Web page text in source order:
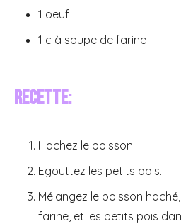
1 oeuf
1 c à soupe de farine
Recette:
Hachez le poisson.
Egouttez les petits pois.
Mélangez le poisson
farine, et les petits pois